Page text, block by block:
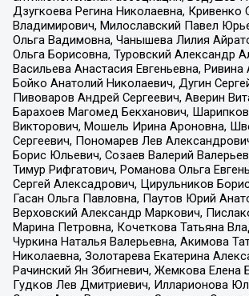
Дзугкоева Регина Николаевна, Кривенко
Владимирович, Милославский Павел
Ольга Вадимовна, Чанышева Лилия
Ольга Борисовна, Туровский Александр
Васильева Анастасия Евгеньевна, Ривина
Бойко Анатолий Николаевич, Дугин
Пивоваров Андрей Сергеевич, Аверин
Барахоев Магомед Бекханович,
Викторович, Мошель Ирина Ароновна,
Сергеевич, Пономарев Лев
Борис Юльевич, Созаев Валерий
Тимур Рифгатович, Романова Ольга
Сергей Алексадрович, Цирульников
Гасан Ольга Павловна, Паутов Юрий
Верховский Александр Маркович,
Марина Петровна, Кочеткова Татьяна
Чуркина Наталья Валерьевна, Акимова
Николаевна, Золотарева Екатерина
Рачинский Ян Збигневич, Жемкова Елена
Гудков Лев Дмитриевич, Илларионова